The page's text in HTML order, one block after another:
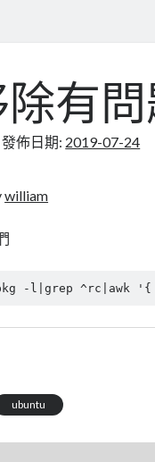
有
發佈日期: 2019-07-24
william
-l|grep ^rc|awk
ubuntu